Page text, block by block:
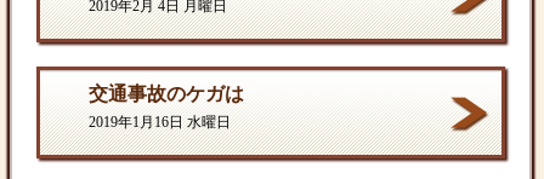
2019年2月 4日 月曜日
交通事故のケガは
2019年1月16日 水曜日